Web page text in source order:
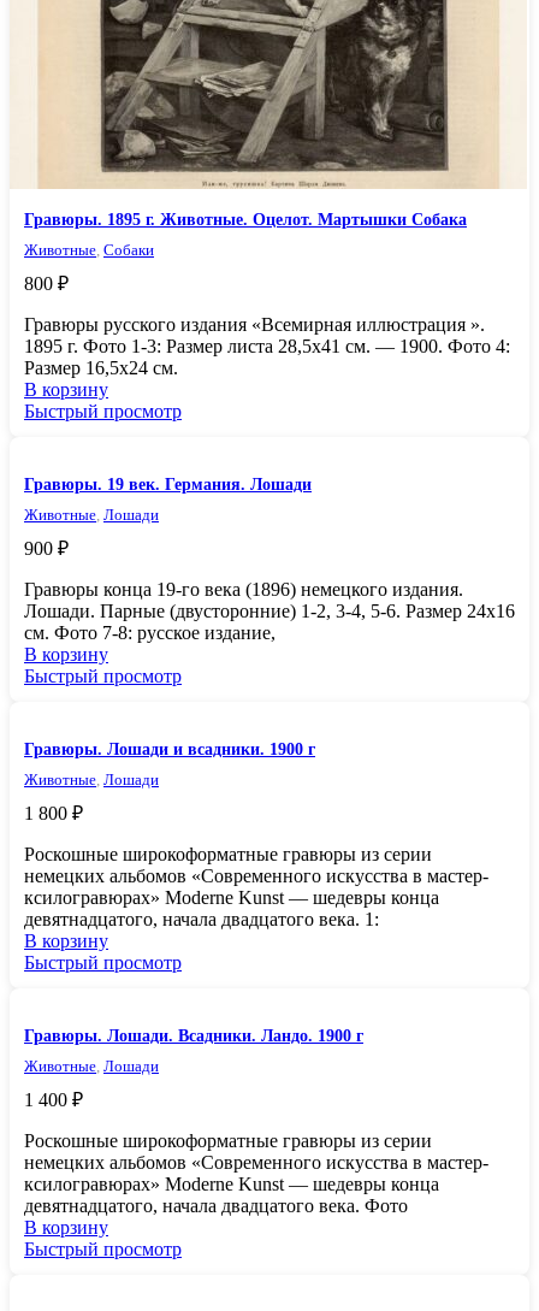
Гравюры. 1895 г. Животные. Оцелот. Мартышки Собака
Животные Собаки
800 ₽
Гравюры русского издания «Всемирная иллюстрация ».
1895 г. Фото 1-3: Размер листа 28,5х41 см. — 1900. Фото 4:
Размер 16,5х24 см.
В корзину
Быстрый просмотр
Гравюры. 19 век. Германия. Лошади
Животные Лошади
900 ₽
Гравюры конца 19-го века (1896) немецкого издания.
Лошади. Парные (двусторонние) 1-2, 3-4, 5-6. Размер 24х16
см. Фото 7-8: русское издание,
В корзину
Быстрый просмотр
Гравюры. Лошади и всадники. 1900 г
Животные Лошади
1 800 ₽
Роскошные широкоформатные гравюры из серии
немецких альбомов «Современного искусства в мастер-
ксилогравюрах» Moderne Kunst — шедевры конца
девятнадцатого, начала двадцатого века. 1:
В корзину
Быстрый просмотр
Гравюры. Лошади. Всадники. Ландо. 1900 г
Животные Лошади
1 400 ₽
Роскошные широкоформатные гравюры из серии
немецких альбомов «Современного искусства в мастер-
ксилогравюрах» Moderne Kunst — шедевры конца
девятнадцатого, начала двадцатого века. Фото
В корзину
Быстрый просмотр